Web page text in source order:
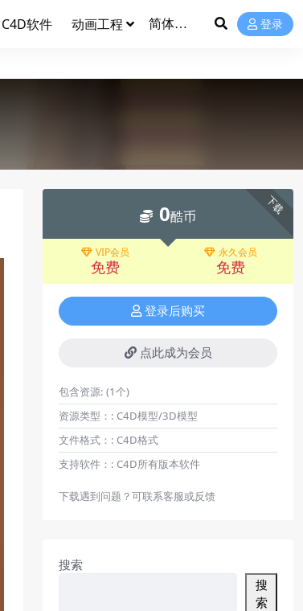
C4D软件 动画工程 登录
下载
0酷币
VIP会员
免费
永久会员
免费
登录后购买
点此成为会员
包含资源: (1个)
资源类型：: C4D模型/3D模型
文件格式：: C4D格式
支持软件：: C4D所有版本软件
下载遇到问题？可联系客服或反馈
搜索
搜
索